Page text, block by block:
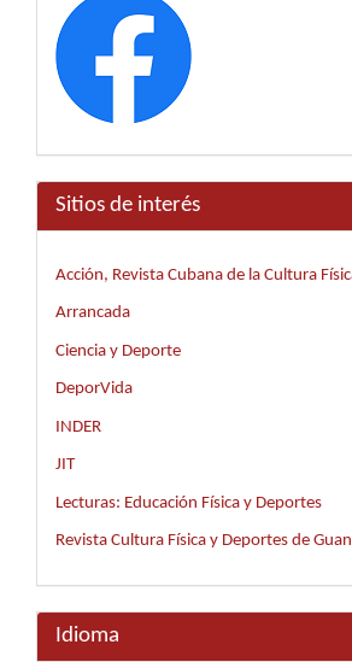
Sitios de interés
Acción, Revista Cubana de la Cultura
Arrancada
Ciencia y Deporte
DeporVida
INDER
JIT
Lecturas: Educación Física y Deportes
Revista Cultura Física y Deportes de
Idioma